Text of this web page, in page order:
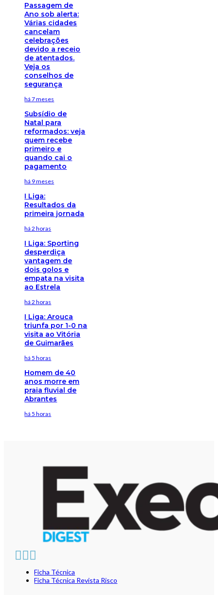
Passagem de
Ano sob alerta:
Várias cidades
cancelam
celebrações
devido a receio
de atentados.
Veja os
conselhos de
segurança
há 7 meses
Subsídio de
Natal para
reformados: veja
quem recebe
primeiro e
quando cai o
pagamento
há 9 meses
I Liga:
Resultados da
primeira jornada
há 2 horas
I Liga: Sporting
desperdiça
vantagem de
dois golos e
empata na visita
ao Estrela
há 2 horas
I Liga: Arouca
triunfa por 1-0 na
visita ao Vitória
de Guimarães
há 5 horas
Homem de 40
anos morre em
praia fluvial de
Abrantes
há 5 horas
Ficha Técnica
Ficha Técnica Revista Risco